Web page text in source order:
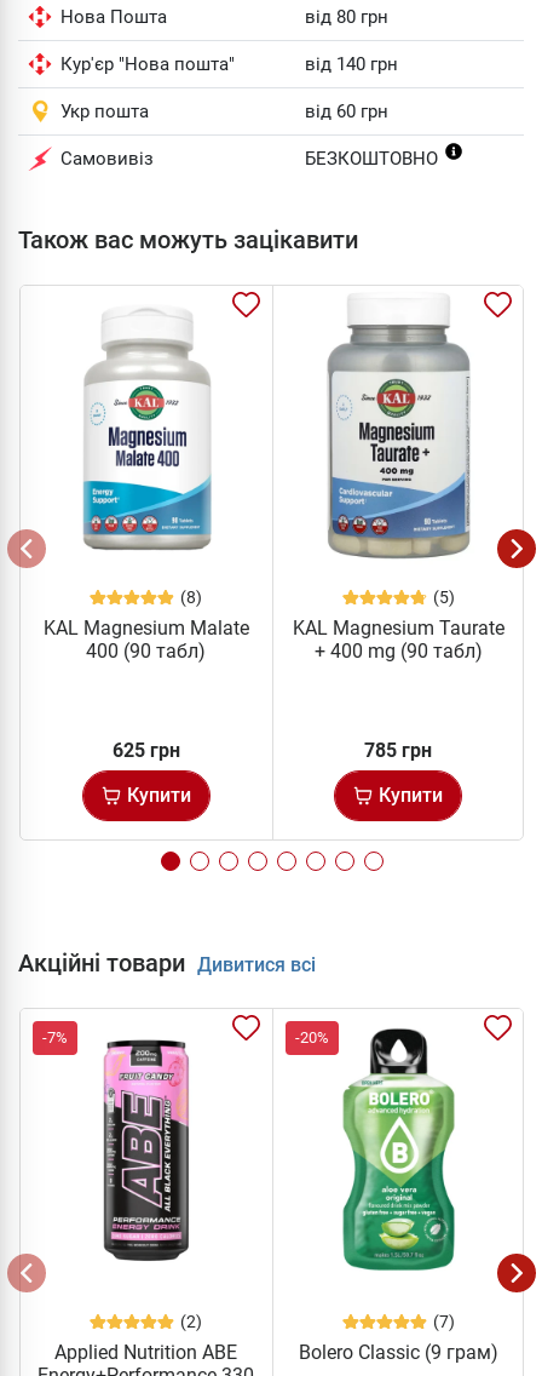
Нова Пошта від 80 грн
Кур'єр "Нова пошта" від 140 грн
Укр пошта від 60 грн
Самовивіз БЕЗКОШТОВНО
Також вас можуть зацікавити
(8)
KAL Magnesium Malate
400 (90 табл)
625 грн
Купити
(5)
KAL Magnesium Taurate
+ 400 mg (90 табл)
785 грн
Купити
Акційні товари Дивитися всі
-7%
(2)
Applied Nutrition ABE
-20%
(7)
Bolero Classic (9 грам)